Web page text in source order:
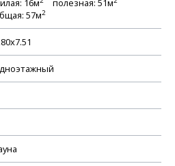
16м полезная: 51м
57м2
стен
чердака (если есть)
стропил
стропил
системы